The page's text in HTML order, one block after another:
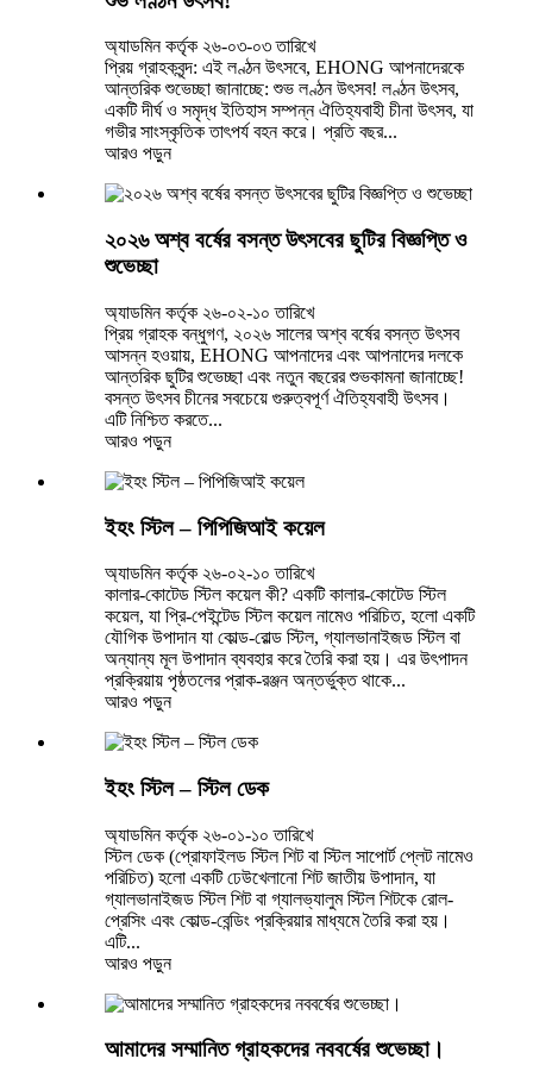
অ্যাডমিন কর্তৃক ২৬-০৩-০৩ তারিখে
প্রিয় গ্রাহকবৃন্দ: এই লণ্ঠন উৎসবে, EHONG আপনাদেরকে
আন্তরিক শুভেচ্ছা জানাচ্ছে: শুভ লণ্ঠন উৎসব! লণ্ঠন উৎসব,
একটি দীর্ঘ ও সমৃদ্ধ ইতিহাস সম্পন্ন ঐতিহ্যবাহী চীনা উৎসব, যা
গভীর সাংস্কৃতিক তাৎপর্য বহন করে। প্রতি বছর...
আরও পড়ুন
২০২৬ অশ্ব বর্ষের বসন্ত উৎসবের ছুটির বিজ্ঞপ্তি ও
শুভেচ্ছা
অ্যাডমিন কর্তৃক ২৬-০২-১০ তারিখে
প্রিয় গ্রাহক বন্ধুগণ, ২০২৬ সালের অশ্ব বর্ষের বসন্ত উৎসব
আসন্ন হওয়ায়, EHONG আপনাদের এবং আপনাদের দলকে
আন্তরিক ছুটির শুভেচ্ছা এবং নতুন বছরের শুভকামনা জানাচ্ছে!
বসন্ত উৎসব চীনের সবচেয়ে গুরুত্বপূর্ণ ঐতিহ্যবাহী উৎসব।
এটি নিশ্চিত করতে...
আরও পড়ুন
ইহং স্টিল – পিপিজিআই কয়েল
অ্যাডমিন কর্তৃক ২৬-০২-১০ তারিখে
কালার-কোটেড স্টিল কয়েল কী? একটি কালার-কোটেড স্টিল
কয়েল, যা প্রি-পেইন্টেড স্টিল কয়েল নামেও পরিচিত, হলো একটি
যৌগিক উপাদান যা কোল্ড-রোল্ড স্টিল, গ্যালভানাইজড স্টিল বা
অন্যান্য মূল উপাদান ব্যবহার করে তৈরি করা হয়। এর উৎপাদন
প্রক্রিয়ায় পৃষ্ঠতলের প্রাক-রঞ্জন অন্তর্ভুক্ত থাকে...
আরও পড়ুন
ইহং স্টিল – স্টিল ডেক
অ্যাডমিন কর্তৃক ২৬-০১-১০ তারিখে
স্টিল ডেক (প্রোফাইলড স্টিল শিট বা স্টিল সাপোর্ট প্লেট নামেও
পরিচিত) হলো একটি ঢেউখেলানো শিট জাতীয় উপাদান, যা
গ্যালভানাইজড স্টিল শিট বা গ্যালভ্যালুম স্টিল শিটকে রোল-
প্রেসিং এবং কোল্ড-বেন্ডিং প্রক্রিয়ার মাধ্যমে তৈরি করা হয়।
এটি...
আরও পড়ুন
আমাদের সম্মানিত গ্রাহকদের নববর্ষের শুভেচ্ছা।